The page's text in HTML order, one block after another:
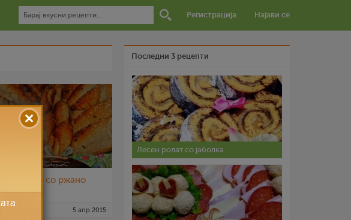
Регистрација Најави се
Кифлички со ржано
брашно
5 апр 2015
Последни 3 рецепти
Лесен ролат со јаболка